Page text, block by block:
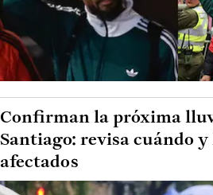
Confirman la próxima
Santiago: revisa cuándo y
afectados